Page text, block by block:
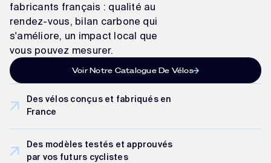
fabricants français : qualité au
rendez-vous, bilan carbone qui
s'améliore, un impact local que
vous pouvez mesurer.
Voir Notre Catalogue De Vélos
Des vélos conçus et fabriqués en
France
Des modèles testés et approuvés
par vos futurs cyclistes